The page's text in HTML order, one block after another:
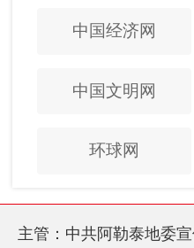
中国经济网
中国文明网
环球网
主管：中共阿勒泰地委